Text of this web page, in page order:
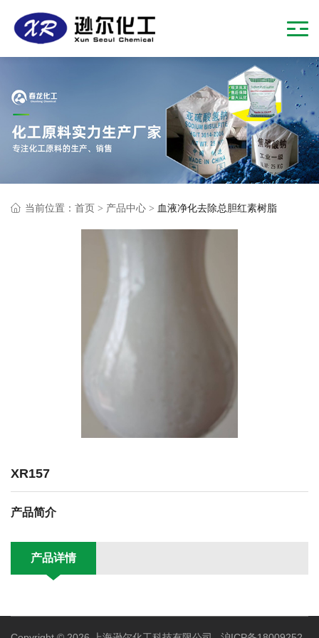
当前位置： 首页 > 产品中心 > 血液净化去除总胆红素树脂
XR157
产品简介
产品详情